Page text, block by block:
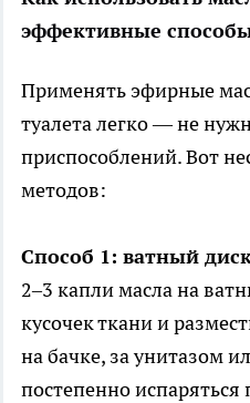
эффективные
Применять эфирные
туалета легко — не
приспособлений. Вот
методов:
Способ 1: ватный
2–3 капли масла на
кусочек ткани и
на бачке, за унитазом
постепенно